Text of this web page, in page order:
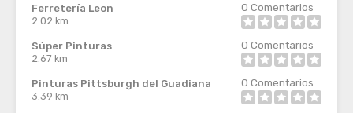
Ferretería Leon
2.02 km
0 Comentarios
Súper Pinturas
2.67 km
0 Comentarios
Pinturas Pittsburgh del Guadiana
3.39 km
0 Comentarios